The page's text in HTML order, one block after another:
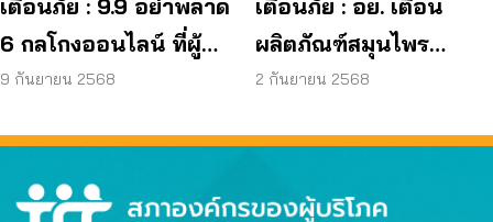
เตือนภัย : 9.9 อย่าพลาด
6 กลโกงออนไลน์ ที่ผู้
บริโภคโดนหลอกบ่อย
9 กันยายน 2568
เตือนภัย : อย. เตือน
ผลิตภัณฑ์สมุนไพร
JAPO CARE โฆษณา
2 กันยายน 2568